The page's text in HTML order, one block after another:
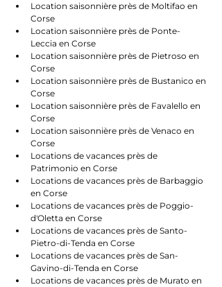
Location saisonnière près de Moltifao en
Corse
Location saisonnière près de Ponte-
Leccia en Corse
Location saisonnière près de Pietroso en
Corse
Location saisonnière près de Bustanico en
Corse
Location saisonnière près de Favalello en
Corse
Location saisonnière près de Venaco en
Corse
Locations de vacances près de
Patrimonio en Corse
Locations de vacances près de Barbaggio
en Corse
Locations de vacances près de Poggio-
d'Oletta en Corse
Locations de vacances près de Santo-
Pietro-di-Tenda en Corse
Locations de vacances près de San-
Gavino-di-Tenda en Corse
Locations de vacances près de Murato en